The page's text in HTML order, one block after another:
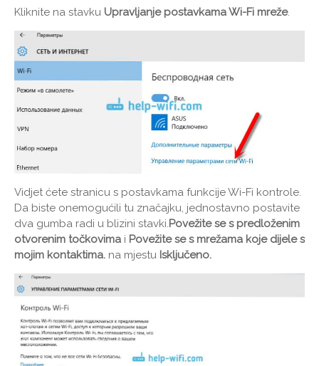
Kliknite na stavku Upravljanje postavkama Wi-Fi mreže.
Vidjet ćete stranicu s postavkama funkcije Wi-Fi kontrole.
Da biste onemogućili tu značajku, jednostavno postavite
dva gumba radi u blizini stavki.Povežite se s predloženim
otvorenim točkovima i Povežite se s mrežama koje dijele s
mojim kontaktima. na mjestu Isključeno.